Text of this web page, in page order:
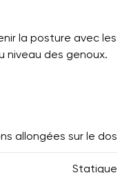
la posture avec les
niveau des genoux.
allongées sur le dos
Statique